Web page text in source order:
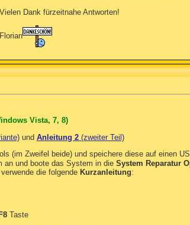
Vielen Dank fürzeitnahe Antworten!
Florian
Vista, 7, 8)
und Anleitung 2 (zweiter Teil)
(im Zweifel beide) und speichere diese auf einen
und boote das System in die System Reparatur
die folgende Kurzanleitung:
F8 Taste